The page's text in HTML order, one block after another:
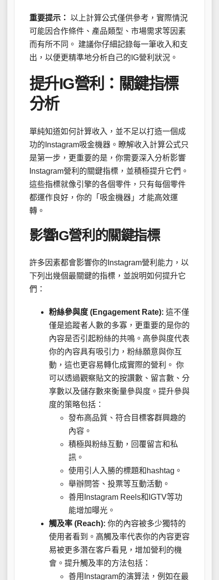
重要提示： 以上計算公式僅供參考，實際情況
可能因合作條件、產品類型、市場需求等因素
而有所不同。 建議你仔細記錄每一筆收入和支
出，以便更精準地分析自己的IG營利狀況。
提升IG營利：關鍵指標
分析
單純知道如何計算收入，並不足以打造一個成
功的Instagram吸金機器。瞭解收入計算公式只
是第一步，更重要的是，你需要深入分析影響
Instagram營利的關鍵指標，並積極提升它們。
這些指標就像引擎的各個零件，只有每個零件
都運作良好，你的「吸金機器」才能高效運
轉。
影響IG營利的關鍵指標
許多因素都會影響你的Instagram營利能力，以
下列出幾個最關鍵的指標，並說明如何提升它
們：
粉絲參與度 (Engagement Rate): 這不僅
僅是追蹤者人數的多寡，更重要的是你的
內容是否引起粉絲的共鳴。高參與度代表
你的內容具有吸引力，粉絲願意與你互
動，這也更容易轉化成實際的營利。 你
可以透過觀察貼文的按讚數、留言數、分
享數以及儲存數來衡量參與度。提升參與
度的策略包括：
發布高品質、符合目標客群興趣的
內容。
積極與粉絲互動，回覆留言和私
訊。
使用引人入勝的標題和hashtag。
舉辦問答、投票等互動活動。
善用Instagram Reels和IGTV等功
能增加曝光。
觸及率 (Reach): 你的內容被多少獨特的
使用者看到。高觸及率代表你的內容更容
易被更多潛在客戶看見，增加營利的機
會。提升觸及率的方法包括：
善用Instagram的演算法，例如在最